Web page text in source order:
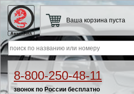
8-800-250-48-11
звонок по России бесплатно
Ваша корзина пуста